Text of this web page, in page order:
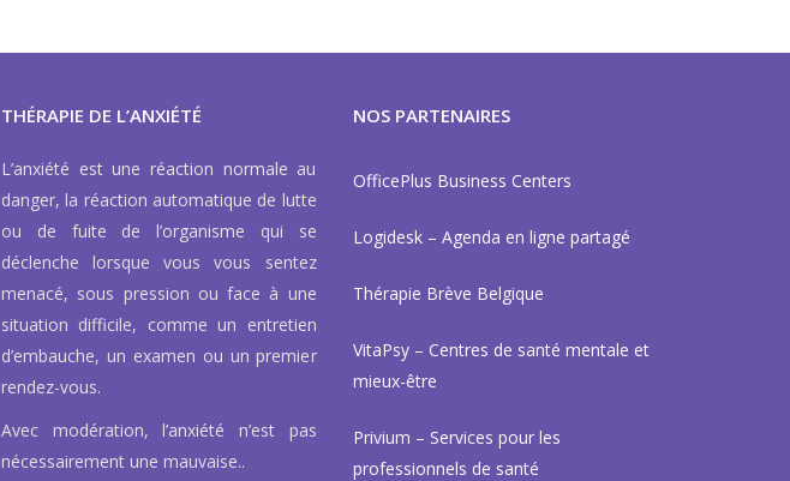
THÉRAPIE DE L’ANXIÉTÉ
L’anxiété est une réaction normale au
danger, la réaction automatique de lutte
ou de fuite de l’organisme qui se
déclenche lorsque vous vous sentez
menacé, sous pression ou face à une
situation difficile, comme un entretien
d’embauche, un examen ou un premier
rendez-vous.
Avec modération, l’anxiété n’est pas
nécessairement une mauvaise..
NOS PARTENAIRES
OfficePlus Business Centers
Logidesk – Agenda en ligne partagé
Thérapie Brève Belgique
VitaPsy – Centres de santé mentale et
mieux-être
Privium – Services pour les
professionnels de santé